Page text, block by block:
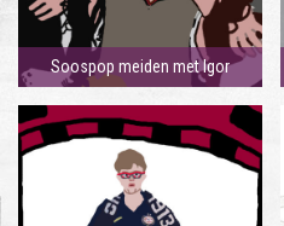
Soospop meiden met Igor